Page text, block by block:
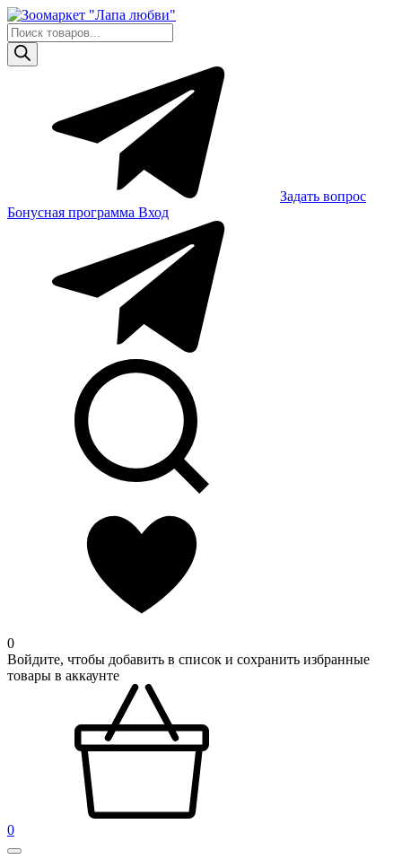
Skip
to
content
Поиск
товаров
Задать вопрос
Бонусная программа Вход
0
Войдите, чтобы добавить в список и сохранить избранные
товары в аккаунте
0